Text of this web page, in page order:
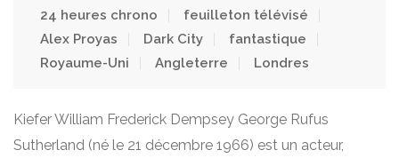
24 heures chrono
feuilleton télévisé
Alex Proyas
Dark City
fantastique
Royaume-Uni
Angleterre Londres
Kiefer William Frederick Dempsey George Rufus
Sutherland (né le 21 décembre 1966) est un acteur,